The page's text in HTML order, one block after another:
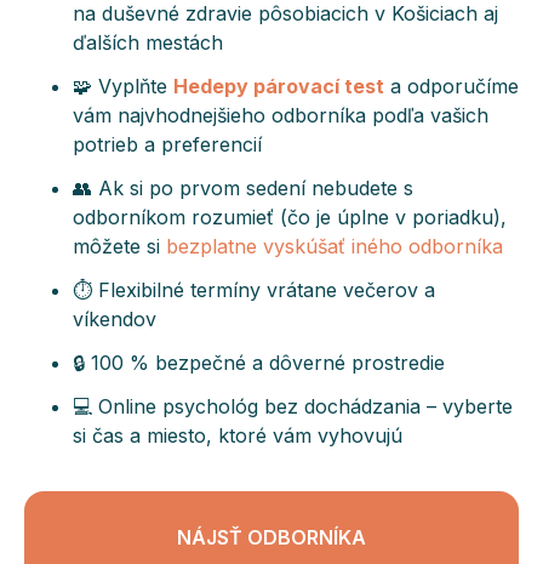
na duševné zdravie pôsobiacich v Košiciach aj
ďalších mestách
🧩 Vyplňte Hedepy párovací test a odporučíme
vám najvhodnejšieho odborníka podľa vašich
potrieb a preferencií
👥 Ak si po prvom sedení nebudete s
odborníkom rozumieť (čo je úplne v poriadku),
môžete si bezplatne vyskúšať iného odborníka
⏱️ Flexibilné termíny vrátane večerov a
víkendov
🔒 100 % bezpečné a dôverné prostredie
💻 Online psychológ bez dochádzania – vyberte
si čas a miesto, ktoré vám vyhovujú
NÁJSŤ ODBORNÍKA